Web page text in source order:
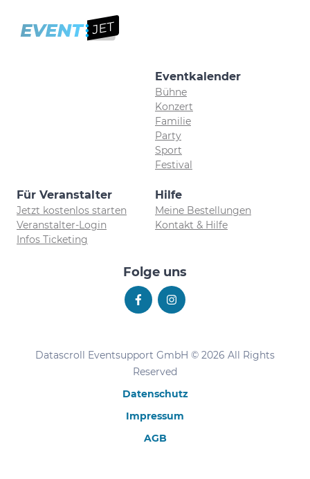
Eventkalender
Bühne
Konzert
Familie
Party
Sport
Festival
Für Veranstalter
Jetzt kostenlos starten
Veranstalter-Login
Infos Ticketing
Hilfe
Meine Bestellungen
Kontakt & Hilfe
Folge uns
Datascroll Eventsupport GmbH © 2026 All Rights
Reserved
Datenschutz
Impressum
AGB